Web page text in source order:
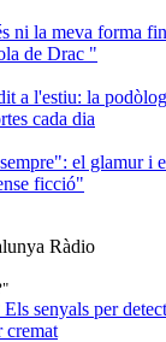
ni la meva forma
de Drac "
a l'estiu: la
cada dia
el glamur i
ficció"
Ràdio
senyals per
cremat